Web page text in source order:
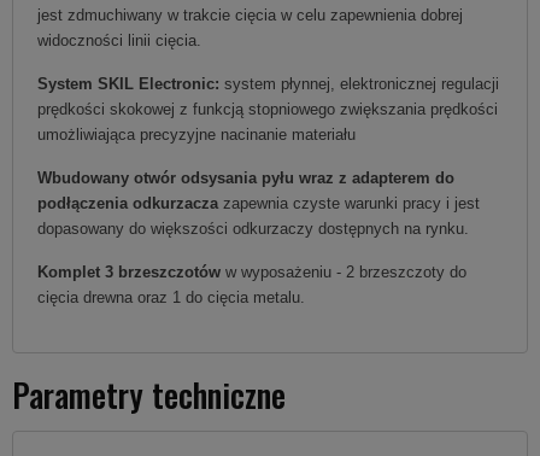
jest zdmuchiwany w trakcie cięcia w celu zapewnienia dobrej
widoczności linii cięcia.
System SKIL Electronic: system płynnej, elektronicznej regulacji
prędkości skokowej z funkcją stopniowego zwiększania prędkości
umożliwiająca precyzyjne nacinanie materiału
Wbudowany otwór odsysania pyłu wraz z adapterem do
podłączenia odkurzacza zapewnia czyste warunki pracy i jest
dopasowany do większości odkurzaczy dostępnych na rynku.
Komplet 3 brzeszczotów w wyposażeniu - 2 brzeszczoty do
cięcia drewna oraz 1 do cięcia metalu.
Parametry techniczne